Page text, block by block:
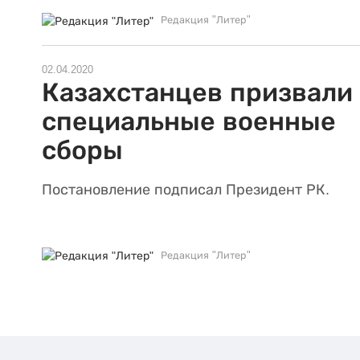
Редакция "Литер"
02.04.2020
Казахстанцев призвали
специальные военные
сборы
Постановление подписал Президент РК.
Редакция "Литер"